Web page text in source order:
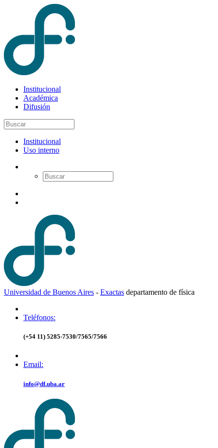
Institucional
Académica
Difusión
Institucional
Uso interno
Universidad de Buenos Aires - Exactas departamento de física
Teléfonos:
(+54 11) 5285-7530/7565/7566
Email:
info@df.uba.ar